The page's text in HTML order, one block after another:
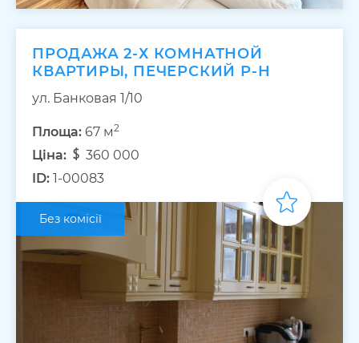
ПРОДАЖА 2-Х КОМНАТНОЙ
КВАРТИРЫ, ПЕЧЕРСКИЙ Р-Н
ул. Банковая 1/10
Площа: 67 м2
Ціна:
360 000
ID: 1-00083
Без комісії